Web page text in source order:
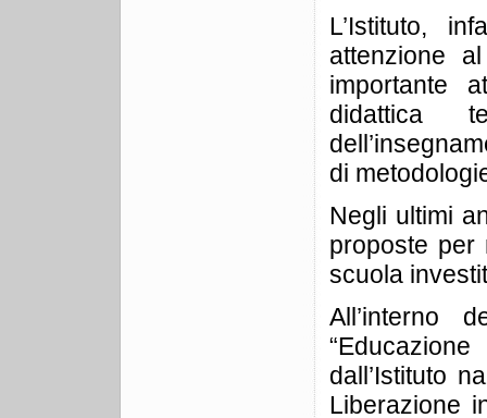
L’Istituto,
attenzione
importante
didattica
di
Negli ultimi
proposte per
scuola
All’interno
dall’Istituto
Liberazione